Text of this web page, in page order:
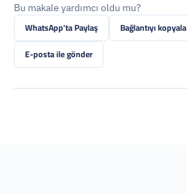
Bu makale yardımcı oldu mu?
WhatsApp'ta Paylaş
Bağlantıyı kopyala
E-posta ile gönder